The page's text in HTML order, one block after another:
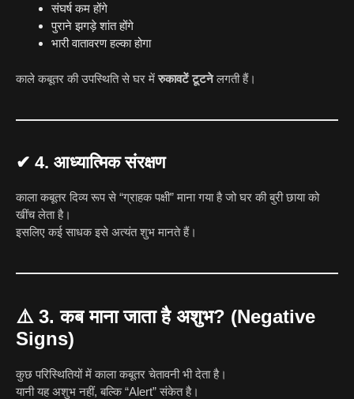
संघर्ष कम होंगे
पुराने झगड़े शांत होंगे
भारी वातावरण हल्का होगा
काले कबूतर की उपस्थिति से घर मेंरुकावटें टूटनेलगती हैं।
✔ 4. आध्यात्मिक संरक्षण
काला कबूतर दिव्य रूप से “ग्राहक पक्षी” माना गया है जो घर की बुरी छाया को
खींच लेता है।
इसलिए कई साधक इसे अत्यंत शुभ मानते हैं।
⚠️ 3. कब माना जाता है अशुभ? (Negative
Signs)
कुछ परिस्थितियों में काला कबूतर चेतावनी भी देता है।
यानी यह अशुभ नहीं, बल्कि “Alert” संकेत है।